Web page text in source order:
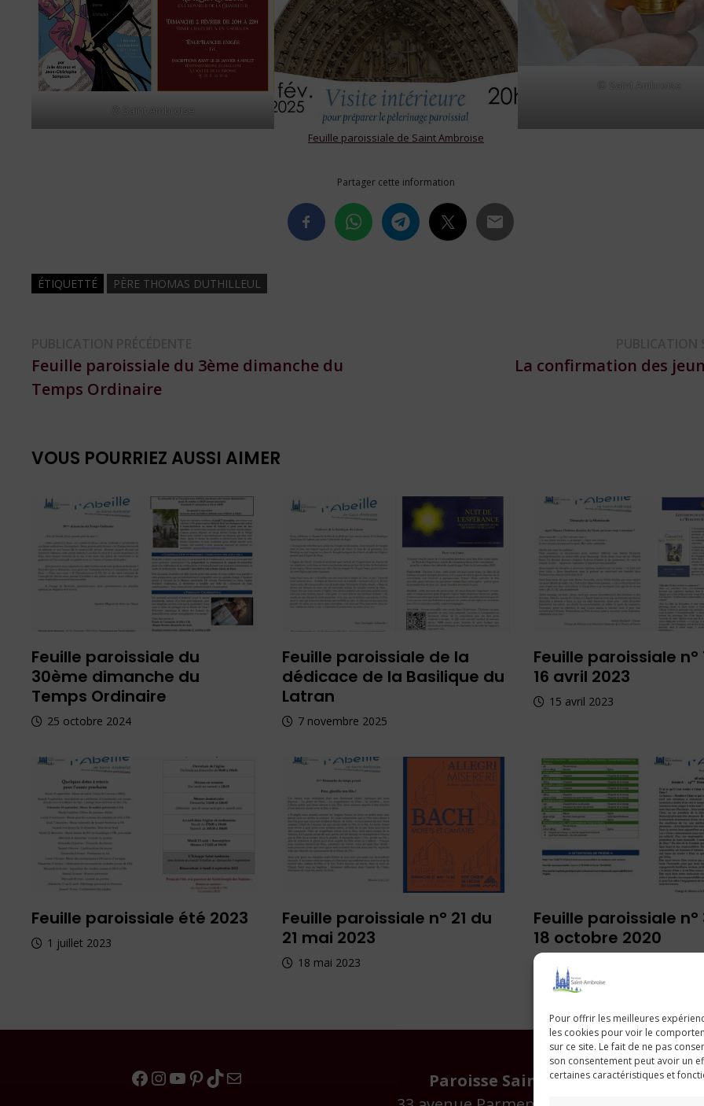
Pour offrir les meilleures
les cookies pour voir le
sur ce site. Le fait de ne pas
son consentement peut avoir un
certaines caractéristiques et
© Saint Ambroise
© Saint Ambroise
Feuille paroissiale de Saint Ambroise
Partager cette information
ÉTIQUETTÉ PÈRE THOMAS DUTHILLEUL
de
l’article
précédente :
Feuille paroissiale du 3ème dimanche du
Temps Ordinaire
La confirmation des
VOUS POURRIEZ AUSSI AIMER
Feuille paroissiale du
30ème dimanche du
Temps Ordinaire
25 octobre 2024
Feuille paroissiale de la
dédicace de la Basilique du
Latran
7 novembre 2025
Feuille paroissiale n°
16 avril 2023
15 avril 2023
Feuille paroissiale été 2023
1 juillet 2023
Feuille paroissiale n° 21 du
21 mai 2023
18 mai 2023
Feuille paroissiale n°
18 octobre 2020
Facebook
Instagram
YouTube
Pinterest
TikTok
E-mail
Paroisse Saint Ambroise